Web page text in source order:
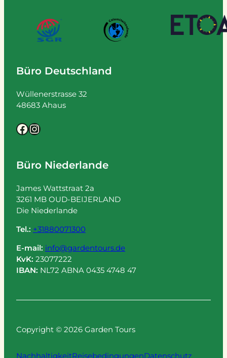
Büro Deutschland
Wüllenerstrasse 32
48683 Ahaus
Facebook Instagram
Büro Niederlande
James Wattstraat 2a
3261 MB OUD-BEIJERLAND
Die Niederlande
Tel.: +31880071300
E-mail: info@gardentours.de
KvK: 23077222
IBAN: NL72 ABNA 0435 4748 47
Copyright © 2026 Garden Tours
NachhaltigkeitReisebedingungenDatenschutz